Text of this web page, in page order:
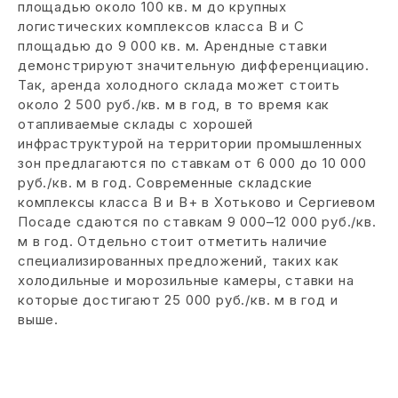
площадью около 100 кв. м до крупных
логистических комплексов класса B и C
площадью до 9 000 кв. м. Арендные ставки
демонстрируют значительную дифференциацию.
Так, аренда холодного склада может стоить
около 2 500 руб./кв. м в год, в то время как
отапливаемые склады с хорошей
инфраструктурой на территории промышленных
зон предлагаются по ставкам от 6 000 до 10 000
руб./кв. м в год. Современные складские
комплексы класса B и B+ в Хотьково и Сергиевом
Посаде сдаются по ставкам 9 000–12 000 руб./кв.
м в год. Отдельно стоит отметить наличие
специализированных предложений, таких как
холодильные и морозильные камеры, ставки на
которые достигают 25 000 руб./кв. м в год и
выше.